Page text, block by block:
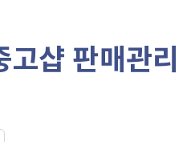
고샵 판매관리